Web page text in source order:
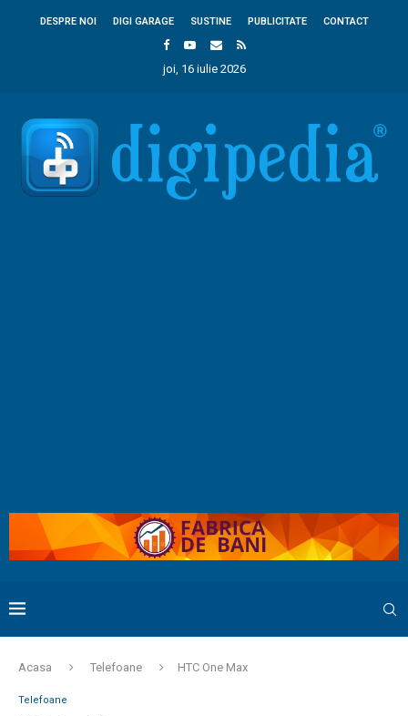
DESPRE NOI DIGI GARAGE SUSTINE PUBLICITATE CONTACT
joi, 16 iulie 2026
Acasa Telefoane HTC One Max
Telefoane